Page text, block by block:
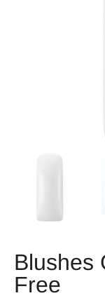
Blushes
Free